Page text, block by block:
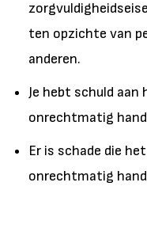
ten opzichte van
anderen.
Je hebt schuld
onrechtmatig
Er is schade die
onrechtmatig